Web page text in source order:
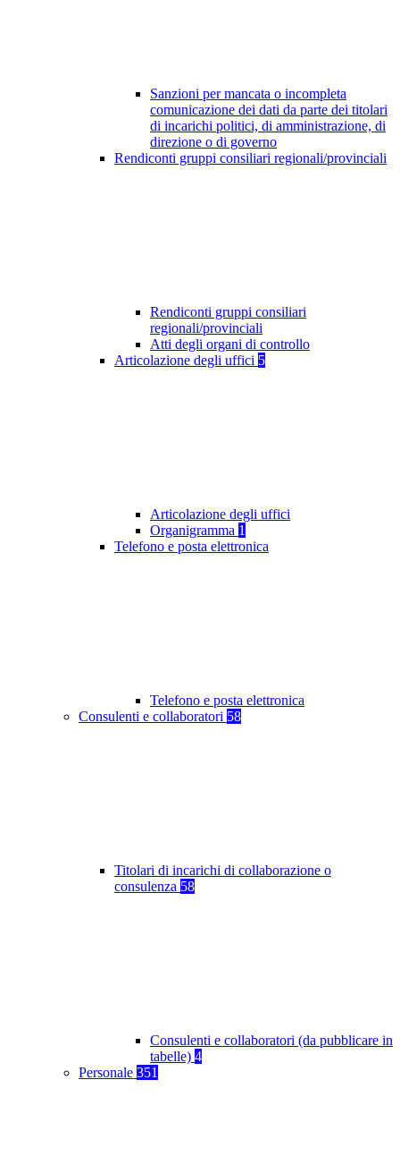
Sanzioni per mancata o incompleta
comunicazione dei dati da parte dei titolari
di incarichi politici, di amministrazione, di
direzione o di governo
Rendiconti gruppi consiliari regionali/provinciali
Rendiconti gruppi consiliari
regionali/provinciali
Atti degli organi di controllo
Articolazione degli uffici 5
Articolazione degli uffici
Organigramma 1
Telefono e posta elettronica
Telefono e posta elettronica
Consulenti e collaboratori 58
Titolari di incarichi di collaborazione o
consulenza 58
Consulenti e collaboratori (da pubblicare in
tabelle) 4
Personale 351